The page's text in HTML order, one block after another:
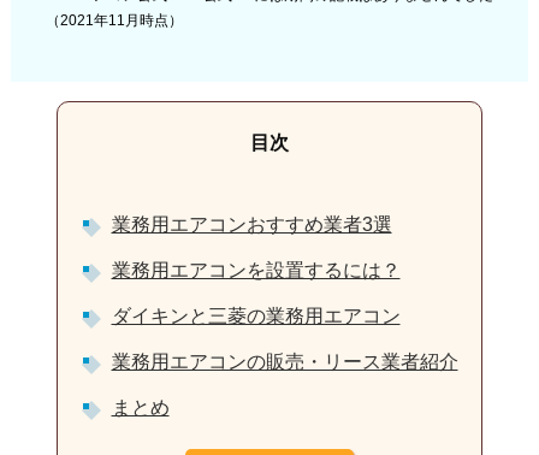
（2021年11月時点）
業務用エアコンおすすめ業者3選
業務用エアコンを設置するには？
ダイキンと三菱の業務用エアコン
業務用エアコンの販売・リース業者紹介
まとめ